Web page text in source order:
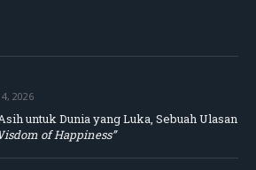
2026
untuk Dunia yang Luka, Sebuah Ulasan
of Happiness”